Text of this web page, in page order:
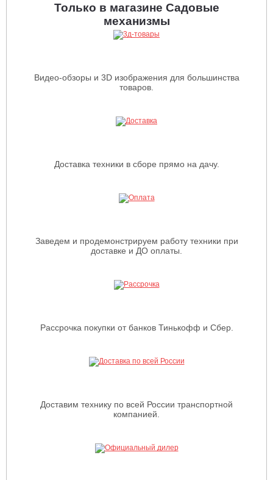
Только в магазине Садовые
механизмы
Видео-обзоры и 3D изображения для большинства
товаров.
Доставка техники в сборе прямо на дачу.
Заведем и продемонстрируем работу техники при
доставке и ДО оплаты.
Рассрочка покупки от банков Тинькофф и Сбер.
Доставим технику по всей России транспортной
компанией.